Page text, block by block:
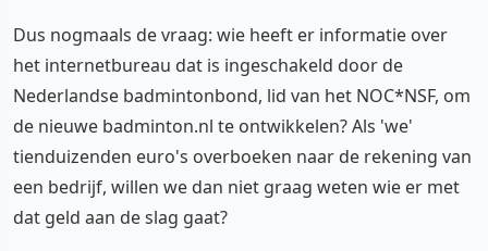
Dus nogmaals de vraag: wie heeft er informatie over
het internetbureau dat is ingeschakeld door de
Nederlandse badmintonbond, lid van het NOC*NSF​, om
de nieuwe badminton.nl te ontwikkelen? Als 'we'
tienduizenden euro's overboeken naar de rekening van
een bedrijf, willen we dan niet graag weten wie er met
dat geld aan de slag gaat?